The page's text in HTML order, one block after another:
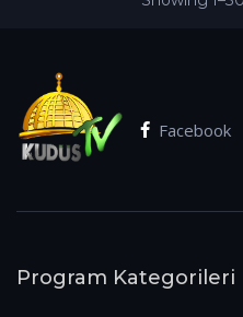
Facebook
Program Kategorileri